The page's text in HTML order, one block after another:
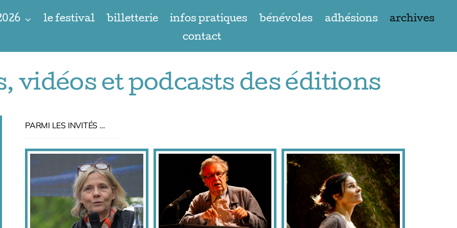
le festival billetterie infos pratiques bénévoles adhésions
archives
contact
vidéos et podcasts des éditions
PARMI LES INVITÉS …